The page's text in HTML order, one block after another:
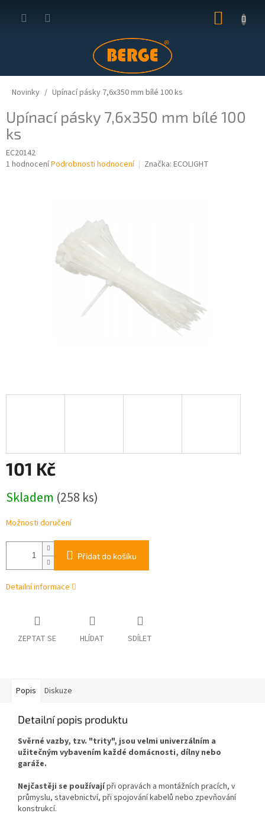
KOŠÍK
Novinky Upínací pásky 7,6x350 mm bílé 100 ks
Upínací pásky 7,6x350 mm bílé 100
ks
EC20142
Průměrné
1 hodnoceníPodrobnosti hodnocení Značka: ECOLIGHT
101 Kč
cena:
Skladem (258 ks)
Možnosti doručení
Přidat do košíku
Detailní informace
ZEPTAT SE HLÍDAT SDÍLET
Popis Diskuze
Detailní popis produktu
Svěrné vazby, tzv. "trity", jsou velmi univerzálním a
užitečným vybavením každé domácnosti, dílny nebo
garáže.
Nejčastěji se používajípři opravách a montážních pracích, v
průmyslu, stavebnictví, při spojování kabelů nebo zpevňování
konstrukcí.